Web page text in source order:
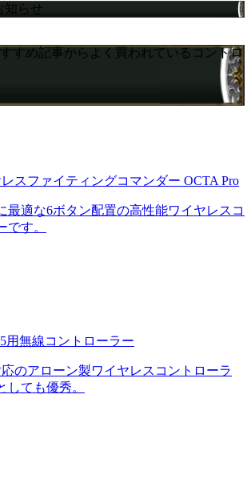
知らせ
すめ記事からよく買われているコントロ
スファイティングコマンダー OCTA Pro
最適な6ボタン配置の高性能ワイヤレスコ
です。
用無線コントローラー
のアローン製ワイヤレスコントローラ
しても優秀。